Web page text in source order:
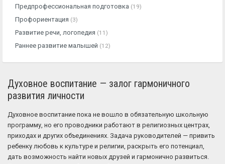
Предпрофессиональная подготовка (19)
Профориентация (3)
Развитие речи, логопедия (11)
Раннее развитие малышей (12)
Духовное воспитание — залог гармоничного
развития личности
Духовное воспитание пока не вошло в обязательную школьную
программу, но его проводники работают в религиозных центрах,
приходах и других объединениях. Задача руководителей — привить
ребенку любовь к культуре и религии, раскрыть его потенциал,
дать возможность найти новых друзей и гармонично развиться.